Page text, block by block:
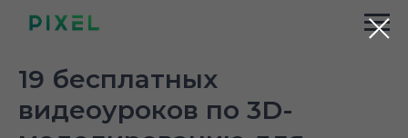
19 бесплатных
видеоуроков по 3D-